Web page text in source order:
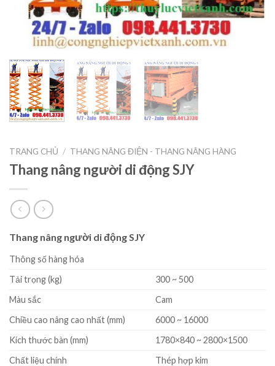
TRANG CHỦ / THANG NÂNG ĐIỆN - THANG NÂNG HÀNG
Thang nâng người di động SJY
Thang nâng người di động SJY
Thông số hàng hóa
Tải trọng (kg)
300 ~ 500
Màu sắc
Cam
Chiều cao nâng cao nhất (mm)
6000 ~ 16000
Kích thước bàn (mm)
1780×840 ~ 2800×1500
Chất liệu chính
Thép hợp kim